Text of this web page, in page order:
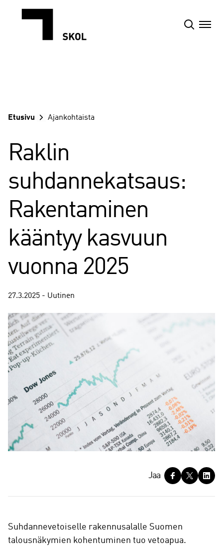
sisältöön
Etusivu Ajankohtaista
Raklin
suhdannekatsaus:
Rakentaminen
kääntyy kasvuun
vuonna 2025
27.3.2025 - Uutinen
a
Jaa
Suhdannevetoiselle rakennusalalle Suomen
talousnäkymien kohentuminen tuo vetoapua.